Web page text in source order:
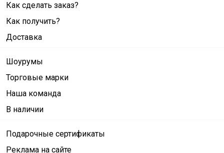
Как сделать заказ?
Как получить?
Доставка
Шоурумы
Торговые марки
Наша команда
В наличии
Подарочные сертификаты
Реклама на сайте